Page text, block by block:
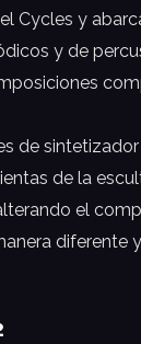
Cycles y
y de
de
de la
el
diferente